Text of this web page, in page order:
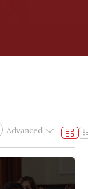
Advanced